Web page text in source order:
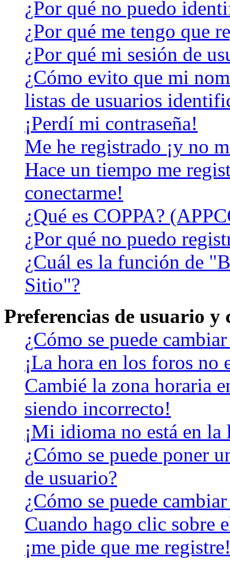
¿Por qué no puedo
¿Por qué me tengo que
¿Por qué mi sesión de
¿Cómo evito que mi
listas de usuarios
¡Perdí mi contraseña!
Me he registrado ¡y no
Hace un tiempo me
conectarme!
¿Qué es COPPA?
¿Por qué no puedo
¿Cuál es la función de
Sitio"?
Preferencias de usuario y
¿Cómo se puede
¡La hora en los foros no
Cambié la zona horaria
siendo incorrecto!
¡Mi idioma no está en la
¿Cómo se puede poner
de usuario?
¿Cómo se puede
Cuando hago clic sobre
¡me pide que me